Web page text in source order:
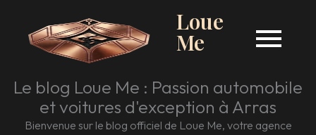
Loue
Me
Le blog Loue Me : Passion automobile
et voitures d'exception à Arras
Bienvenue sur le blog officiel de Loue Me, votre agence